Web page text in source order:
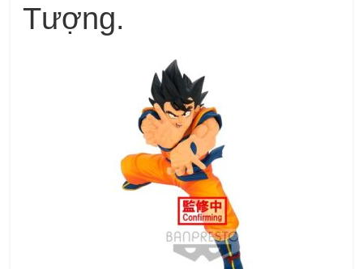
Tượng.